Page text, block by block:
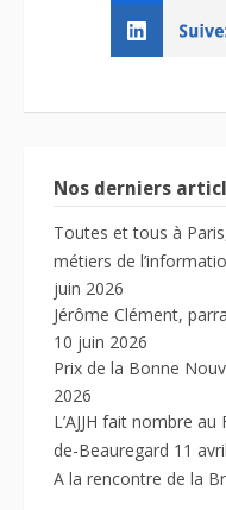
Nos derniers
Toutes et tous à
métiers de
juin 2026
Jérôme Clément,
10 juin 2026
Prix de la Bonne
2026
L’AJJH fait nombre
de-Beauregard 11
A la rencontre de la